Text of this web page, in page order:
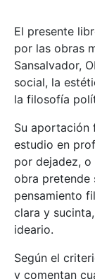
El presente
por las obras
Sansalvador,
social, la
la filosofía
Su aportación
estudio en
por dejadez,
obra pretende
pensamiento
clara y
ideario.
Según el
y comentan